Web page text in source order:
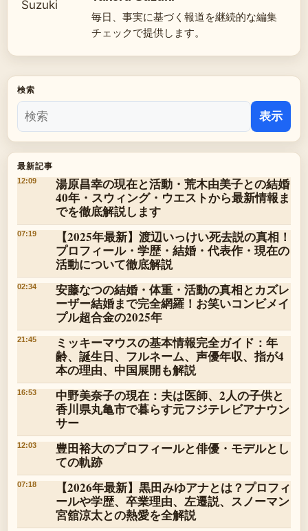
毎日、事実に基づく報道を継続的な編集
チェックで提供します。
検索
表示
最新記事
12:09
湯原昌幸の現在と活動・荒木由美子との結婚
40年・スウィング・ウエストから最新情報ま
でを徹底解説します
07:19
【2025年最新】渡辺いっけい死去説の真相！
プロフィール・学歴・結婚・代表作・現在の
活動について徹底解説
02:34
安藤なつの結婚・体重・活動の真相とカズレ
ーザー結婚まで完全網羅！お笑いコンビメイ
プル超合金の2025年
21:45
ミッキーマウスの基本情報完全ガイド：年
齢、誕生日、フルネーム、声優年収、指が4
本の理由、中国展開も解説
16:53
中野美奈子の現在：夫は医師、2人の子供と
香川県丸亀市で暮らす元フジテレビアナウン
サー
12:03
豊田裕大のプロフィールと俳優・モデルとし
ての軌跡
07:18
【2026年最新】黒田みゆアナとは？プロフィ
ールや学歴、卒業理由、左遷説、スノーマン
宮舘涼太との熱愛を全解説